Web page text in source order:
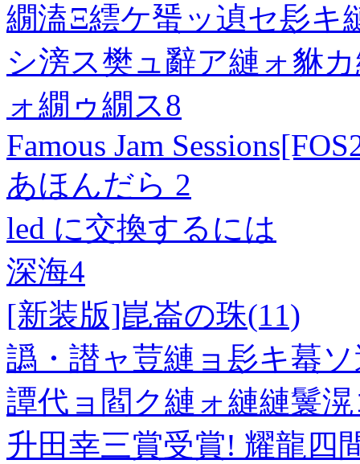
繝溘Ξ繧ケ蜑ッ遉セ髟キ
シ滂ス樊ュ辭ア縺ォ貅
ォ繝ゥ繝ス8
Famous Jam
あほんだら 2
led に交換するには
深海4
[新装版]崑崙の珠(11)
譌・譛ャ荳縺ョ髟キ蟇
譚代ョ閻ク縺ォ縺縺鬟
升田幸三賞受賞! 耀龍四